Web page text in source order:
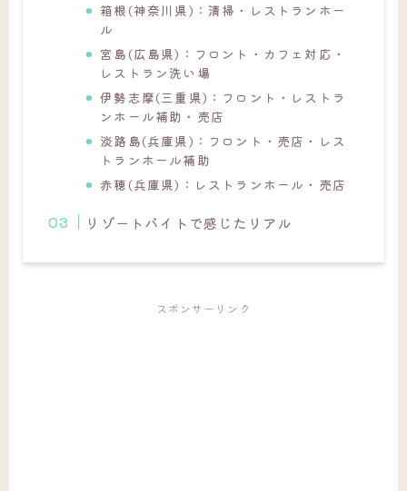
箱根(神奈川県)：清掃・レストランホー
ル
宮島(広島県)：フロント・カフェ対応・
レストラン洗い場
伊勢志摩(三重県)：フロント・レストラ
ンホール補助・売店
淡路島(兵庫県)：フロント・売店・レス
トランホール補助
赤穂(兵庫県)：レストランホール・売店
リゾートバイトで感じたリアル
スポンサーリンク